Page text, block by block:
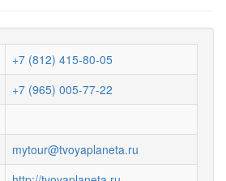
+7 (812) 415-80-05
+7 (965) 005-77-22
mytour@tvoyaplaneta.ru